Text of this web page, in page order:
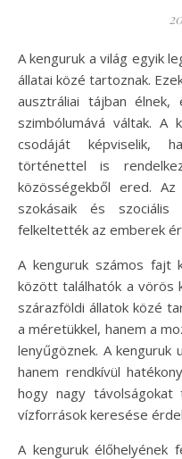
A kenguruk a világ egyik legismertebb és legkülönlegesebb
állatai közé tartoznak.
ausztráliai tájban élnek,
szimbólumává váltak. A
csodáját képviselik,
történettel is
közösségekből ered. Az
szokásaik és
felkeltették az emberek
A kenguruk számos fajt
között találhatók a vörös
szárazföldi állatok közé
a méretükkel, hanem a
lenyűgöznek. A kenguruk
hanem rendkívül
hogy nagy
vízforrások keresése
A kenguruk élőhelyének